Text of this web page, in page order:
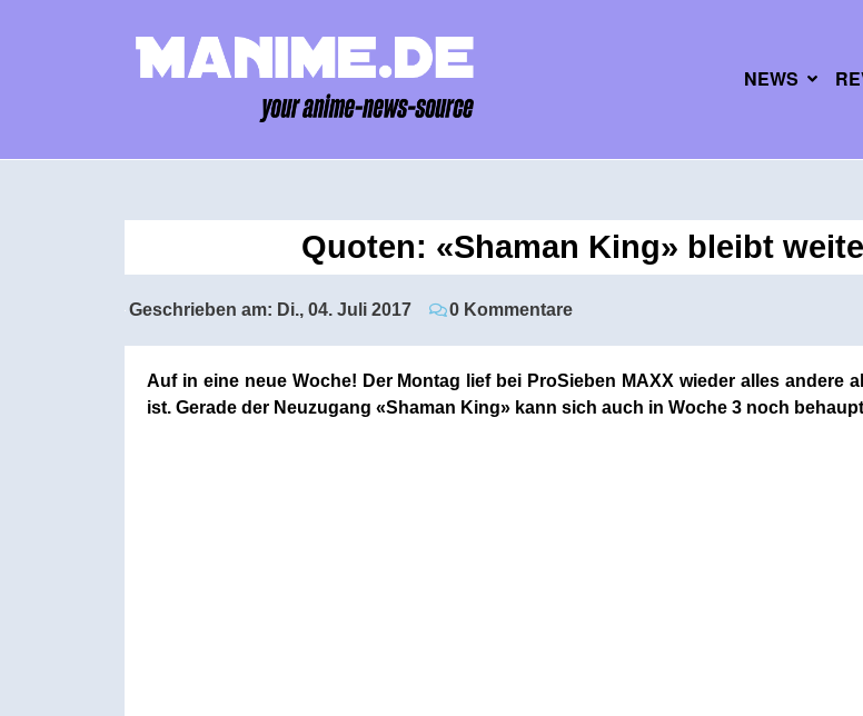
NEWS
Quoten: «Shaman King» bleibt
Geschrieben am: Di., 04. Juli 2017 0 Kommentare
Auf in eine neue Woche! Der Montag lief bei ProSieben MAXX wieder alles andere
ist. Gerade der Neuzugang «Shaman King» kann sich auch in Woche 3 noch